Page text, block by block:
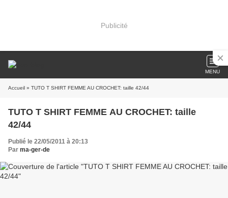
Publicité
MENU
Accueil » TUTO T SHIRT FEMME AU CROCHET: taille 42/44
TUTO T SHIRT FEMME AU CROCHET: taille
42/44
Publié le 22/05/2011 à 20:13
Par ma-ger-de